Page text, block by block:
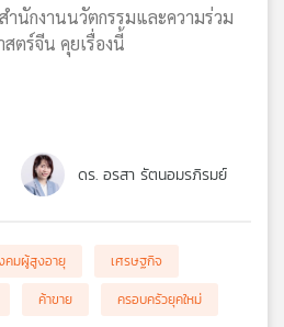
นักงานนวัตกรรมและความร่วม
ตร์จีน คุยเรื่องนี้
ดร. อรสา รัตนอมรภิรมย์
คมผู้สูงอายุ
เศรษฐกิจ
ค้าขาย ครอบครัวยุคใหม่